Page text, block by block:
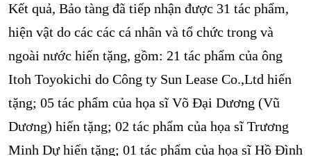
Kết quả, Bảo tàng đã tiếp nhận được 31 tác phẩm,
hiện vật do các các cá nhân và tổ chức trong và
ngoài nước hiến tặng, gồm: 21 tác phẩm của ông
Itoh Toyokichi do Công ty Sun Lease Co.,Ltd hiến
tặng; 05 tác phẩm của họa sĩ Võ Đại Dương (Vũ
Dương) hiến tặng; 02 tác phẩm của họa sĩ Trương
Minh Dự hiến tặng; 01 tác phẩm của họa sĩ Hồ Đình